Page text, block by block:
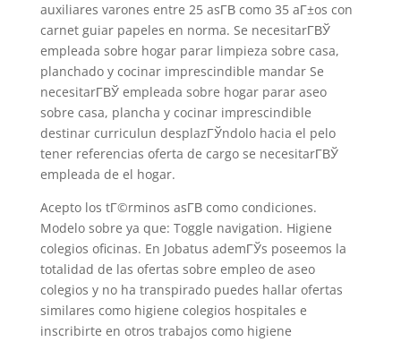
auxiliares varones entre 25 asГ­В­ como 35 aГ±os con
carnet guiar papeles en norma. Se necesitarГ­ВЎ
empleada sobre hogar parar limpieza sobre casa,
planchado y cocinar imprescindible mandar Se
necesitarГ­ВЎ empleada sobre hogar parar aseo
sobre casa, plancha y cocinar imprescindible
destinar curriculun desplazГЎndolo hacia el pelo
tener referencias oferta de cargo se necesitarГ­ВЎ
empleada de el hogar.
Acepto los tГ©rminos asГ­В­ como condiciones.
Modelo sobre ya que: Toggle navigation. Higiene
colegios oficinas. En Jobatus ademГЎs poseemos la
totalidad de las ofertas sobre empleo de aseo
colegios y no ha transpirado puedes hallar ofertas
similares como higiene colegios hospitales e
inscribirte en otros trabajos como higiene